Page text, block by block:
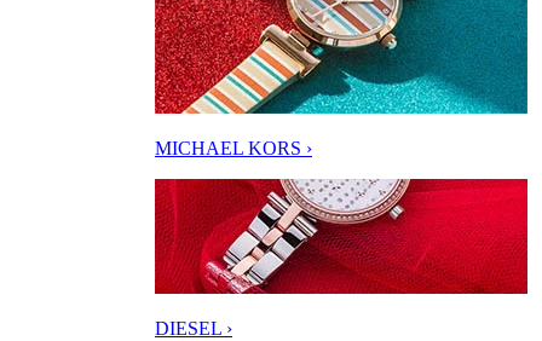
MICHAEL KORS ›
DIESEL ›